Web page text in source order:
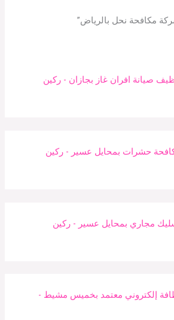
صيانة افران غاز بجازان - ركين
حشرات بمحايل عسير - ركين
مجاري بمحايل عسير - ركين
إلكتروني معتمد بخميس مشيط -